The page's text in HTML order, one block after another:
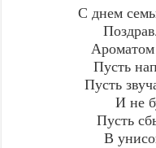
С днем
Пусть
Пусть
И не
Пусть
В